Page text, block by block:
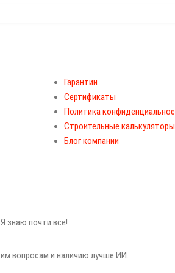
Гарантии
Сертификаты
Политика
Строительные калькуляторы
Блог компании
знаю почти всё!
вопросам и наличию лучше ИИ.